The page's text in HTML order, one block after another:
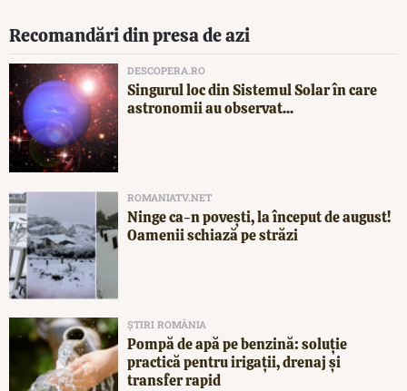
Recomandări din presa de azi
DESCOPERA.RO
Singurul loc din Sistemul Solar în care
astronomii au observat...
ROMANIATV.NET
Ninge ca-n povești, la început de august!
Oamenii schiază pe străzi
ȘTIRI ROMÂNIA
Pompă de apă pe benzină: soluție
practică pentru irigații, drenaj și
transfer rapid